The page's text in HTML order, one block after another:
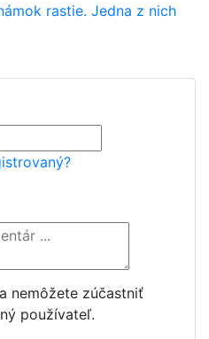
rastie. Jedna z nich
nemôžete zúčastniť
používateľ.